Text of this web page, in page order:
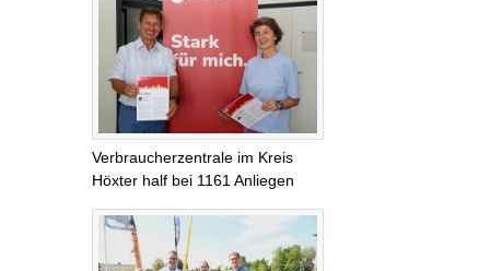
Verbraucherzentrale im Kreis
Höxter half bei 1161 Anliegen